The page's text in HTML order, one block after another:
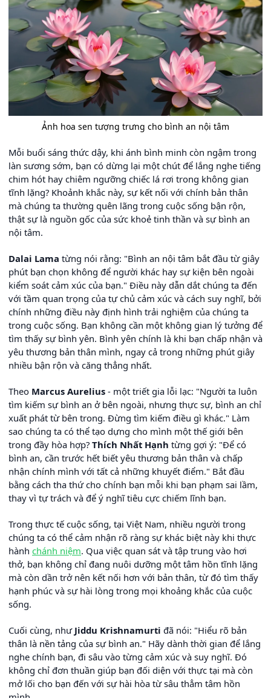
Ảnh hoa sen tượng trưng cho bình an nội tâm
Mỗi buổi sáng thức dậy, khi ánh bình minh còn ngậm trong
làn sương sớm, bạn có dừng lại một chút để lắng nghe tiếng
chim hót hay chiêm ngưỡng chiếc lá rơi trong không gian
tĩnh lặng? Khoảnh khắc này, sự kết nối với chính bản thân
mà chúng ta thường quên lãng trong cuộc sống bận rộn,
thật sự là nguồn gốc của sức khoẻ tinh thần và sự bình an
nội tâm.
Dalai Lama từng nói rằng: "Bình an nội tâm bắt đầu từ giây
phút bạn chọn không để người khác hay sự kiện bên ngoài
kiểm soát cảm xúc của bạn." Điều này dẫn dắt chúng ta đến
với tầm quan trọng của tự chủ cảm xúc và cách suy nghĩ, bởi
chính những điều này định hình trải nghiệm của chúng ta
trong cuộc sống. Bạn không cần một không gian lý tưởng để
tìm thấy sự bình yên. Bình yên chính là khi bạn chấp nhận và
yêu thương bản thân mình, ngay cả trong những phút giây
nhiều bận rộn và căng thẳng nhất.
Theo Marcus Aurelius - một triết gia lỗi lạc: "Người ta luôn
tìm kiếm sự bình an ở bên ngoài, nhưng thực sự, bình an chỉ
xuất phát từ bên trong. Đừng tìm kiếm điều gì khác." Làm
sao chúng ta có thể tạo dựng cho mình một thế giới bên
trong đầy hòa hợp? Thích Nhất Hạnh từng gợi ý: "Để có
bình an, cần trước hết biết yêu thương bản thân và chấp
nhận chính mình với tất cả những khuyết điểm." Bắt đầu
bằng cách tha thứ cho chính bạn mỗi khi bạn phạm sai lầm,
thay vì tự trách và để ý nghĩ tiêu cực chiếm lĩnh bạn.
Trong thực tế cuộc sống, tại Việt Nam, nhiều người trong
chúng ta có thể cảm nhận rõ ràng sự khác biệt này khi thực
hành chánh niệm. Qua việc quan sát và tập trung vào hơi
thở, bạn không chỉ đang nuôi dưỡng một tâm hồn tĩnh lặng
mà còn dần trở nên kết nối hơn với bản thân, từ đó tìm thấy
hạnh phúc và sự hài lòng trong mọi khoảng khắc của cuộc
sống.
Cuối cùng, như Jiddu Krishnamurti đã nói: "Hiểu rõ bản
thân là nền tảng của sự bình an." Hãy dành thời gian để lắng
nghe chính bạn, đi sâu vào từng cảm xúc và suy nghĩ. Đó
không chỉ đơn thuần giúp bạn đối diện với thực tại mà còn
mở lối cho bạn đến với sự hài hòa từ sâu thẳm tâm hồn